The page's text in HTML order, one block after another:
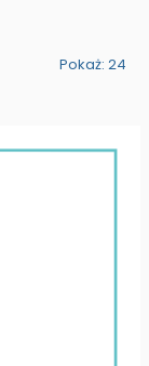
Pokaż: 24